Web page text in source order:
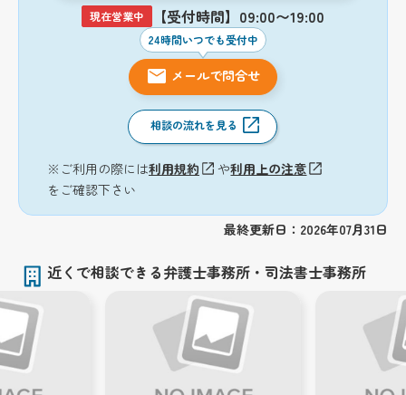
現在営業中 【受付時間】09:00〜19:00
24時間いつでも受付中
メールで問合せ
相談の流れを見る
※ご利用の際には利用規約 や利用上の注意
をご確認下さい
最終更新日：2026年07月31日
近くで相談できる弁護士事務所・司法書士事務所